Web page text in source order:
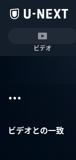
ビデオ
...
ビデオとの一致